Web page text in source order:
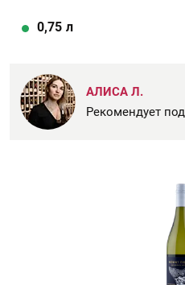
0,75 л
АЛИСА Л.
Рекомендует